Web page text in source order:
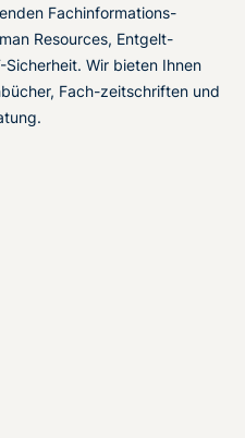
Fachinformations-
Resources, Entgelt-
Wir bieten Ihnen
Fach-zeitschriften und